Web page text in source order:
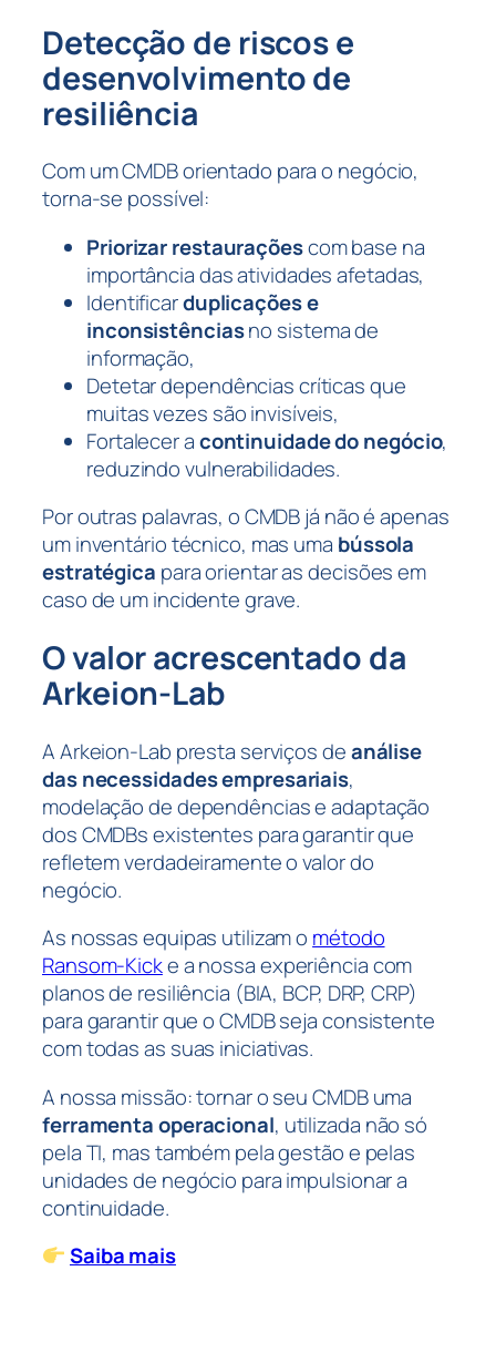
Detecção de riscos e
desenvolvimento de
resiliência
Com um CMDB orientado para o negócio,
torna-se possível:
Priorizar restauraçõescom base na
importância das atividades afetadas,
Identificarduplicações e
inconsistênciasno sistema de
informação,
Detetar dependências críticas que
muitas vezes são invisíveis,
Fortalecer acontinuidade do negócio,
reduzindo vulnerabilidades.
Por outras palavras, o CMDB já não é apenas
um inventário técnico, mas uma bússola
estratégica para orientar as decisões em
caso de um incidente grave.
O valor acrescentado da
Arkeion-Lab
A Arkeion-Lab presta serviços deanálise
das necessidades empresariais,
modelação de dependências e adaptação
dos CMDBs existentes para garantir que
refletem verdadeiramente o valor do
negócio.
As nossas equipas utilizam o método
Ransom-Kicke a nossa experiência com
planos de resiliência (BIA, BCP, DRP, CRP)
para garantir que o CMDB seja consistente
com todas as suas iniciativas.
A nossa missão: tornar o seu CMDB uma
ferramenta operacional, utilizada não só
pela TI, mas também pela gestão e pelas
unidades de negócio para impulsionar a
continuidade.
Saiba mais